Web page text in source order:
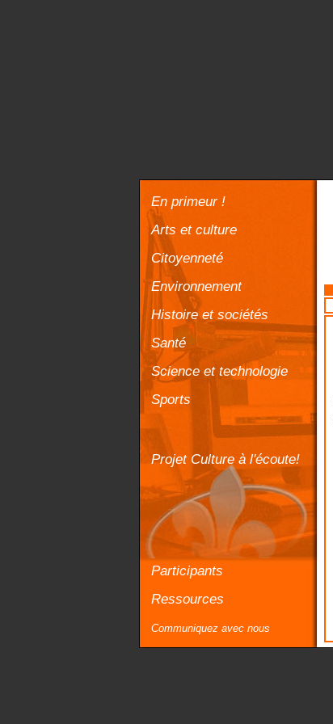
En primeur !
Arts et culture
Citoyenneté
Environnement
Histoire et sociétés
Santé
Science et technologie
Sports
Projet Culture à l'écoute!
Participants
Ressources
Communiquez avec nous